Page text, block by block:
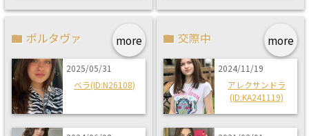
more
ポルタヴァ
2025/05/31
ベラ(ID:N26108)
more
交際中
2024/11/19
アレクサンドラ
(ID:KA241119)